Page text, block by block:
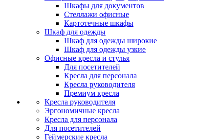
Шкафы для документов
Стеллажи офисные
Картотечные шкафы
Шкаф для одежды
Шкаф для одежды широкие
Шкаф для одежды узкие
Офисные кресла и стулья
Для посетителей
Кресла для персонала
Кресла руководителя
Премиум кресла
Кресла руководителя
Эргономичные кресла
Кресла для персонала
Для посетителей
Геймерские кресла